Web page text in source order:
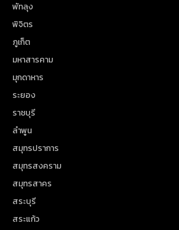
พัทลุง
พิจิตร
ภูเก็ต
มหาสารคาม
มุกดาหาร
ระยอง
ราชบุรี
ลำพูน
สมุทรปราการ
สมุทรสงคราม
สมุทรสาคร
สระบุรี
สระแก้ว